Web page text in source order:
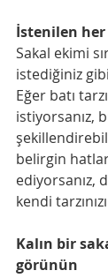
İstenilen
Sakal ekimi
istediğiniz
Eğer batı
istiyorsanız,
belirgin
ediyorsanız,
kendi
Kalın bir
görünün